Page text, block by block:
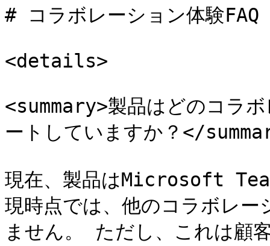
# コラボレーション体験FAQ
<details>
<summary>製品はどのコラ
ートしていますか？</
現在、製品はMicrosoft
現時点では、他のコラボレ
ません。 ただし、これは顧